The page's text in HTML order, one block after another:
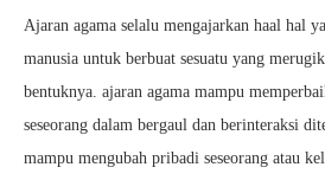
Ajaran agama selalu mengajarkan haal hal
manusia untuk berbuat sesuatu yang
bentuknya. ajaran agama mampu
seseorang dalam bergaul dan berinteraksi
mampu mengubah pribadi seseorang atau